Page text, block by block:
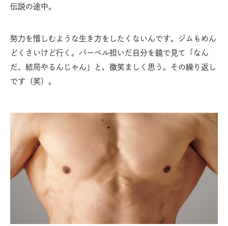
伝説の途中。
努力を惜しむような生き方をしたくないんです。ジムもめん
どくさいけど行く。バーベル担いだ自分を鏡で見て「なん
だ、結局やるんじゃん」と、微笑ましく思う。その繰り返し
です（笑）。